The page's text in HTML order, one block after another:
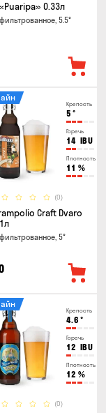
0.33л
5.5°
Крепость
5 °
Горечь
14 IBU
Плотность
11 %
(0)
Craft Dvaro
5°
Крепость
4.6 °
Горечь
12 IBU
Плотность
12 %
(0)